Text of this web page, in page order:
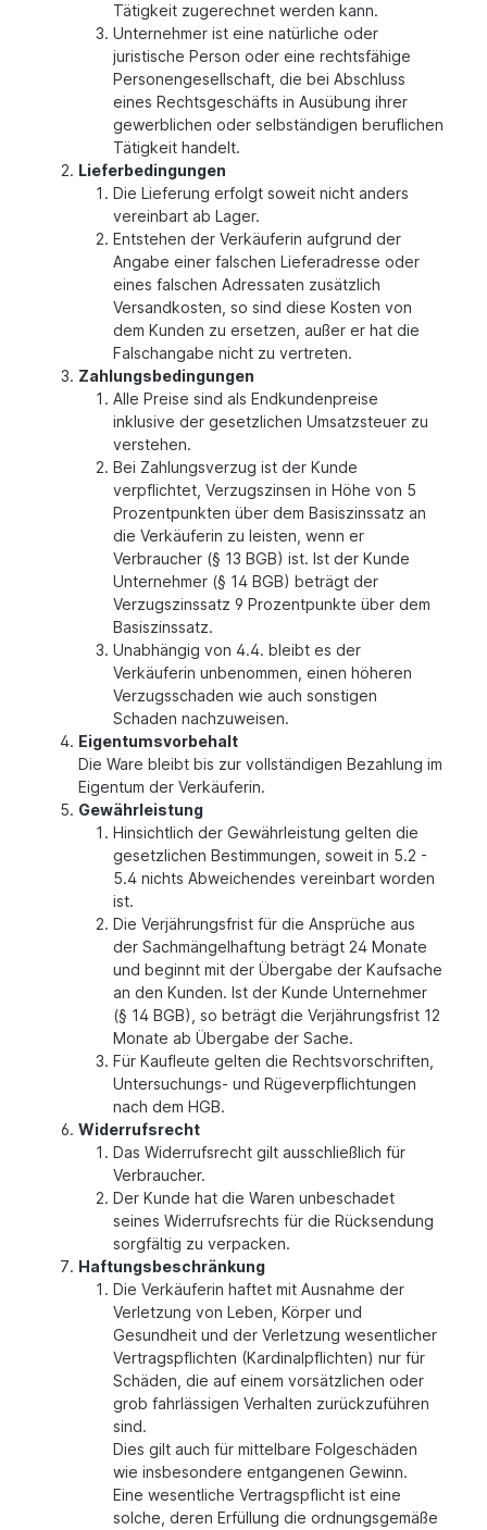
Tätigkeit zugerechnet werden kann.
Unternehmer ist eine natürliche oder
juristische Person oder eine rechtsfähige
Personengesellschaft, die bei Abschluss
eines Rechtsgeschäfts in Ausübung ihrer
gewerblichen oder selbständigen beruflichen
Tätigkeit handelt.
Lieferbedingungen
Die Lieferung erfolgt soweit nicht anders
vereinbart ab Lager.
Entstehen der Verkäuferin aufgrund der
Angabe einer falschen Lieferadresse oder
eines falschen Adressaten zusätzlich
Versandkosten, so sind diese Kosten von
dem Kunden zu ersetzen, außer er hat die
Falschangabe nicht zu vertreten.
Zahlungsbedingungen
Alle Preise sind als Endkundenpreise
inklusive der gesetzlichen Umsatzsteuer zu
verstehen.
Bei Zahlungsverzug ist der Kunde
verpflichtet, Verzugszinsen in Höhe von 5
Prozentpunkten über dem Basiszinssatz an
die Verkäuferin zu leisten, wenn er
Verbraucher (§ 13 BGB) ist. Ist der Kunde
Unternehmer (§ 14 BGB) beträgt der
Verzugszinssatz 9 Prozentpunkte über dem
Basiszinssatz.
Unabhängig von 4.4. bleibt es der
Verkäuferin unbenommen, einen höheren
Verzugsschaden wie auch sonstigen
Schaden nachzuweisen.
Eigentumsvorbehalt
Die Ware bleibt bis zur vollständigen Bezahlung im
Eigentum der Verkäuferin.
Gewährleistung
Hinsichtlich der Gewährleistung gelten die
gesetzlichen Bestimmungen, soweit in 5.2 -
5.4 nichts Abweichendes vereinbart worden
ist.
Die Verjährungsfrist für die Ansprüche aus
der Sachmängelhaftung beträgt 24 Monate
und beginnt mit der Übergabe der Kaufsache
an den Kunden. Ist der Kunde Unternehmer
(§ 14 BGB), so beträgt die Verjährungsfrist 12
Monate ab Übergabe der Sache.
Für Kaufleute gelten die Rechtsvorschriften,
Untersuchungs- und Rügeverpflichtungen
nach dem HGB.
Widerrufsrecht
Das Widerrufsrecht gilt ausschließlich für
Verbraucher.
Der Kunde hat die Waren unbeschadet
seines Widerrufsrechts für die Rücksendung
sorgfältig zu verpacken.
Haftungsbeschränkung
Die Verkäuferin haftet mit Ausnahme der
Verletzung von Leben, Körper und
Gesundheit und der Verletzung wesentlicher
Vertragspflichten (Kardinalpflichten) nur für
Schäden, die auf einem vorsätzlichen oder
grob fahrlässigen Verhalten zurückzuführen
sind.
Dies gilt auch für mittelbare Folgeschäden
wie insbesondere entgangenen Gewinn.
Eine wesentliche Vertragspflicht ist eine
solche, deren Erfüllung die ordnungsgemäße